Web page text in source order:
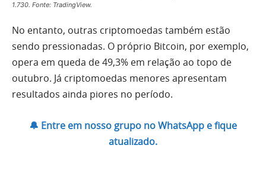
1.730. Fonte: TradingView.
No entanto, outras criptomoedas também estão
sendo pressionadas. O próprio Bitcoin, por exemplo,
opera em queda de 49,3% em relação ao topo de
outubro. Já criptomoedas menores apresentam
resultados ainda piores no período.
🔔 Entre em nosso grupo no WhatsApp e fique
atualizado.